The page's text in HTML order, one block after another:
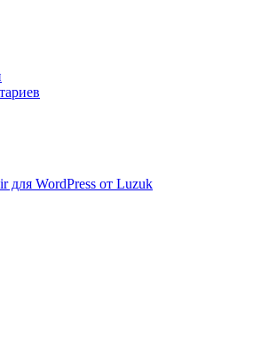
для WordPress от Luzuk